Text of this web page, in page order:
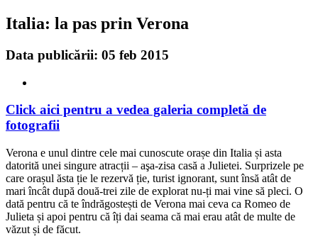
Italia: la pas prin Verona
Data publicării: 05 feb 2015
Click aici pentru a vedea galeria completă de
fotografii
Verona e unul dintre cele mai cunoscute orașe din Italia și asta
datorită unei singure atracții – aşa-zisa casă a Julietei. Surprizele pe
care orașul ăsta ție le rezervă ție, turist ignorant, sunt însă atât de
mari încât după două-trei zile de explorat nu-ți mai vine să pleci. O
dată pentru că te îndrăgostești de Verona mai ceva ca Romeo de
Julieta și apoi pentru că îți dai seama că mai erau atât de multe de
văzut și de făcut.